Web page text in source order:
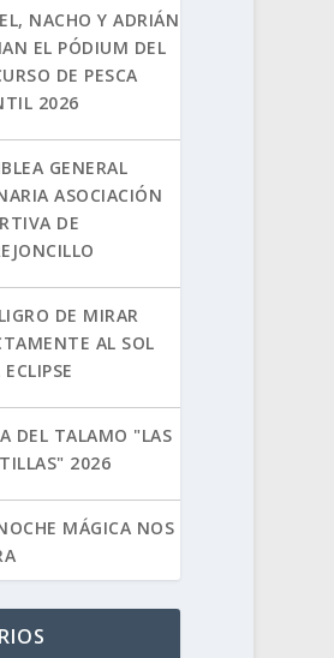
NACHO Y ADRIÁN
EL PÓDIUM DEL
DE PESCA
2026
GENERAL
ASOCIACIÓN
DE
DE MIRAR
AL SOL
DEL TALAMO "LAS
2026
MÁGICA NOS